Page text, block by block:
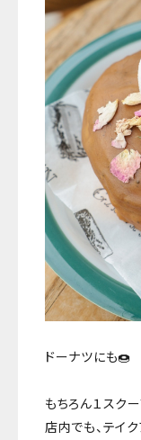
ドーナツにも🍩
もちろん１スク
店内でも、テイ